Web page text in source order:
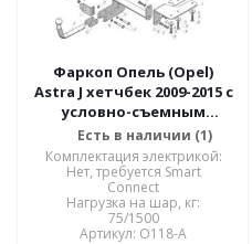
Фаркоп Опель (Opel)
Astra J хетчбек 2009-2015 с
условно-съемным
креплением шара (на 2
болтах) O118-A
Есть в наличии (1)
Комплектация электрикой:
Нет, требуется Smart
Connect
Нагрузка на шар, кг:
75/1500
Артикул: O118-A